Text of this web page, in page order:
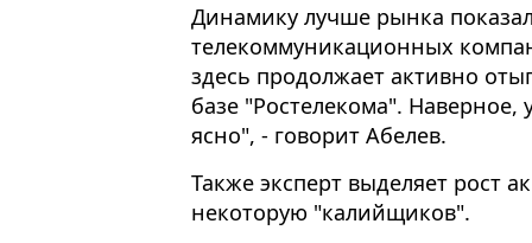
Динамику лучше рынка
телекоммуникационных
здесь продолжает активно
базе "Ростелекома". Наверное,
ясно", - говорит Абелев.
Также эксперт выделяет рост
некоторую "калийщиков".